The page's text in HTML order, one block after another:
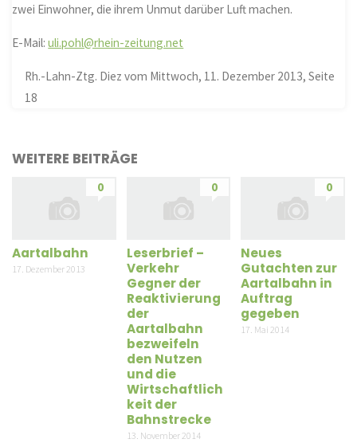
zwei Einwohner, die ihrem Unmut darüber Luft machen.
E-Mail:uli.pohl@rhein-zeitung.net
Rh.-Lahn-Ztg. Diez vom Mittwoch, 11. Dezember 2013, Seite
18
WEITERE BEITRÄGE
0
Aartalbahn
17. Dezember 2013
0
Leserbrief –
Verkehr
Gegner der
Reaktivierung
der
Aartalbahn
bezweifeln
den Nutzen
und die
Wirtschaftlich
keit der
Bahnstrecke
13. November 2014
0
Neues
Gutachten zur
Aartalbahn in
Auftrag
gegeben
17. Mai 2014